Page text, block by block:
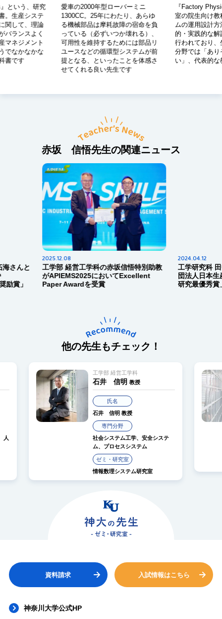
年型ローバーミニ
25年にわたり、あらゆ
品は摩耗故障の宿命を負
（必ずいつか壊れる）、
維持するためには部品リ
どの循環型システムが前
、といったことを体感さ
『Factory Physics』という、研究
室の院生向け教科書。生産システ
ムの運用設計方法に関して、理論
的・実践的な解説がバランスよく
行われており、生産マネジメント
分野では「ありそうでなかなかな
い」、代表的な教科書です
愛車
る機
って
可用
ユー
提と
赤坂 信悟先生の関連ニュース
赤坂信悟特別助教
いてExcellent
工学研究科 田中 遼太郎さんが「一般社
団法人日本生産管理学会全国大会 学生
研究最優秀賞」受賞
他の先生もチェック！
工学、安全システ
工学部 経営工学科
翁 嘉華
社会システム工学、安全システム
ゼミ・研究室
資料請求 入試情報はこちら
神奈川大学公式HP